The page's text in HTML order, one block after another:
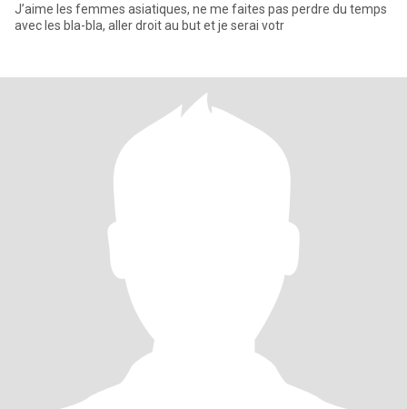
J’aime les femmes asiatiques, ne me faites pas perdre du temps
avec les bla-bla, aller droit au but et je serai votr